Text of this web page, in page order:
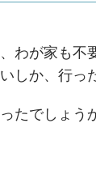
わが家も不
しか、行っ
たでしょう